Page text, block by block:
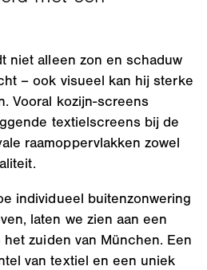
niet alleen zon en schaduw
– ook visueel kan hij sterke
Vooral kozijn-screens
textielscreens bij de
raamoppervlakken zowel
individueel buitenzonwering
laten we zien aan een
zuiden van München. Een
van textiel en een uniek